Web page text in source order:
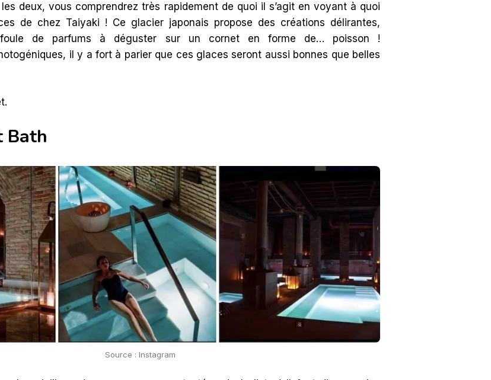
deux, vous comprendrez très rapidement de quoi il s’agit en voyant à quoi
de chez Taiyaki ! Ce glacier japonais propose des créations délirantes,
de parfums à déguster sur un cornet en forme de… poisson !
il y a fort à parier que ces glaces seront aussi bonnes que belles
Bath
Source : Instagram